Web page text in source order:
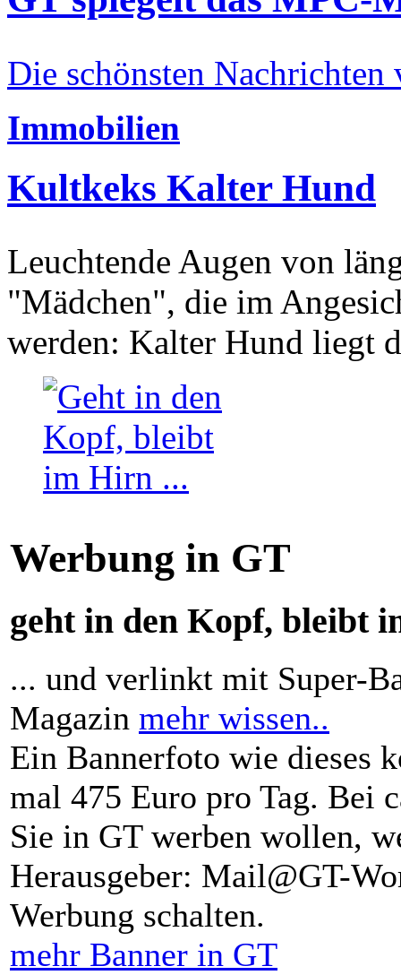
Die schönsten Nachrichten
Immobilien
Kultkeks Kalter Hund
Leuchtende Augen von
"Mädchen", die im
werden: Kalter Hund liegt
Werbung in GT
geht in den Kopf, bleibt
... und verlinkt mit Super-
Magazin mehr wissen..
Ein Bannerfoto wie dieses
mal 475 Euro pro Tag. Bei
Sie in GT werben wollen,
Herausgeber: Mail@GT-
Werbung schalten.
mehr Banner in GT